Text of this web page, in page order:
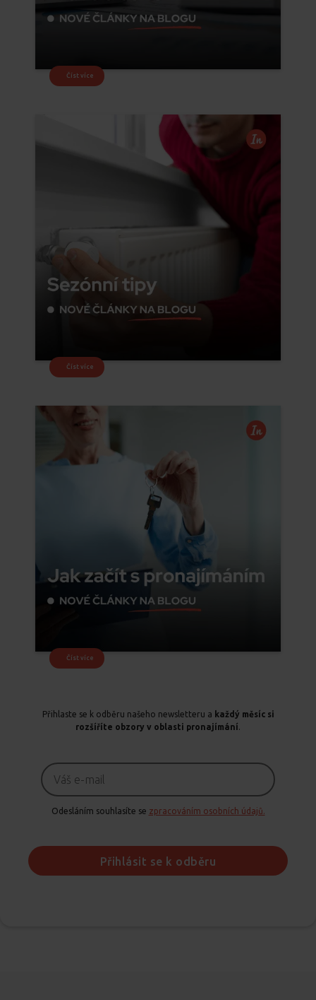
Číst více
Číst více
Číst více
Přihlaste se k odběru našeho newsletteru a každý měsíc si
rozšíříte obzory v oblasti pronajímání.
Odesláním souhlasíte se zpracováním osobních údajů.
Přihlásit se k odběru